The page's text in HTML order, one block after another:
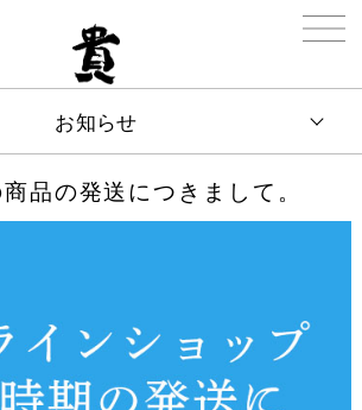
品の発送につきまして。
お知らせ